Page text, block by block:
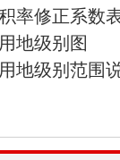
率修正系数
地级别图
地级别范围